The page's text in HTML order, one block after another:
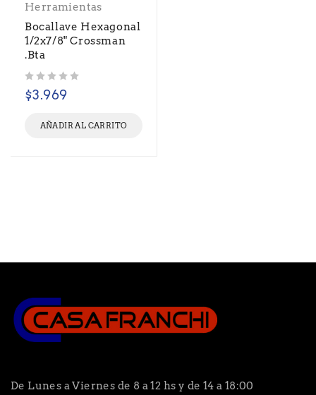
Herramientas
Bocallave Hexagonal
1/2x7/8" Crossman
.Bta
$3.969
AÑADIR AL CARRITO
De Lunes a Viernes de 8 a 12 hs y de 14 a 18:00